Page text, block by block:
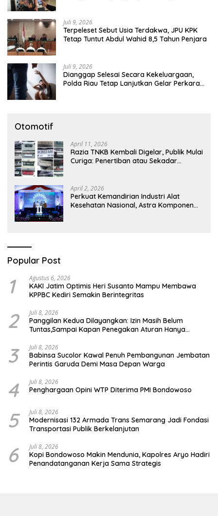
Juli 9, 2026
Terpeleset Sebut Usia Terdakwa, JPU KPK
Tetap Tuntut Abdul Wahid 8,5 Tahun Penjara
Juli 9, 2026
Dianggap Selesai Secara Kekeluargaan,
Polda Riau Tetap Lanjutkan Gelar Perkara
Otomotif
April 11, 2026
Razia TNKB Kembali Digelar, Publik Mulai
Curiga: Penertiban atau Sekadar
April 2, 2026
Perkuat Kemandirian Industri Alat
Kesehatan Nasional, Astra Komponen
Popular Post
1 Agustus 6, 2026
KAKI Jatim Optimis Heri Susanto Mampu Membawa
KPPBC Kediri Semakin Berintegritas
2 Juli 8, 2026
Panggilan Kedua Dilayangkan: Izin Masih Belum
Tuntas,Sampai Kapan Penegakan Aturan Hanya
3 Juli 8, 2026
Babinsa Sucolor Kawal Penuh Pembangunan Jembatan
Perintis Garuda Demi Masa Depan Warga
4 Juli 8, 2026
Penghargaan Opini WTP Diterima PMI Bondowoso
5 Juli 8, 2026
Modernisasi 132 Armada Trans Semarang Jadi Fondasi
Transportasi Publik Berkelanjutan
6 Juli 8, 2026
Kopi Bondowoso Makin Mendunia, Kapolres Aryo Hadiri
Penandatanganan Kerja Sama Strategis